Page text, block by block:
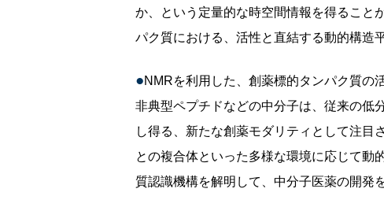
か、という定量的な時空間情報を得ること
パク質における、活性と直結する動的構造
NMRを利用した、創薬標的タンパク質の
非典型ペプチドなどの中分子は、従来の低
し得る、新たな創薬モダリティとして注
との複合体といった多様な環境に応じて動
質認識機構を解明して、中分子医薬の開発